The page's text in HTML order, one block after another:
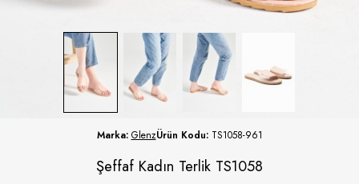
Marka: GlenzÜrün Kodu: TS1058-961
Şeffaf Kadın Terlik TS1058